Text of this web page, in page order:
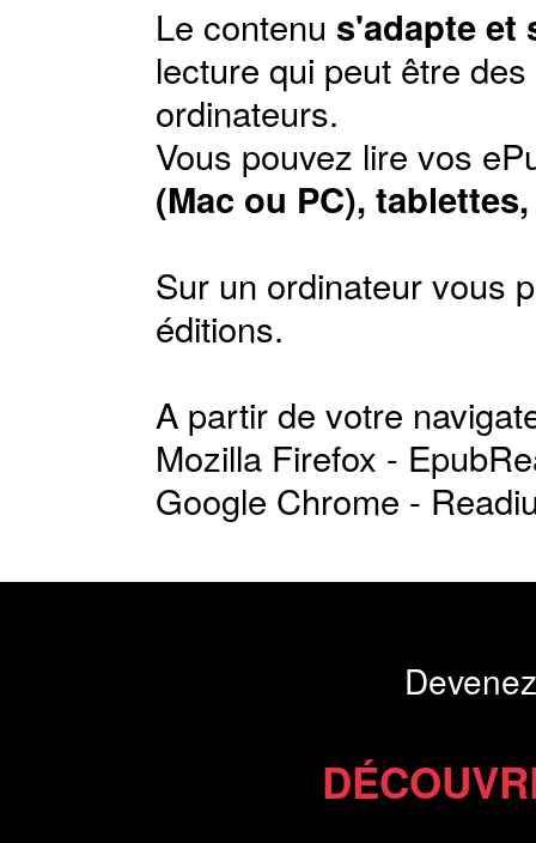
Le contenu s'adapte et
lecture qui peut être
ordinateurs.
Vous pouvez lire vos
(Mac ou PC),
Sur un ordinateur vous
éditions.
A partir de votre
Mozilla Firefox -
Google Chrome -